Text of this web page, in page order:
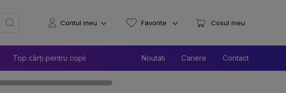
Top cărți pentru copii Noutati Cariere Contact
Contul meu Favorite Cosul meu